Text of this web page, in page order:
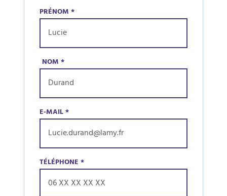
PRÉNOM*
NOM*
E-MAIL*
TÉLÉPHONE*